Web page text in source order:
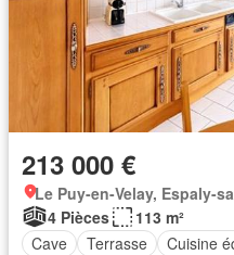
213 000 €
Le Puy-en-Velay, Espaly-
4 Pièces
113 m²
Cave
Terrasse Cuisine